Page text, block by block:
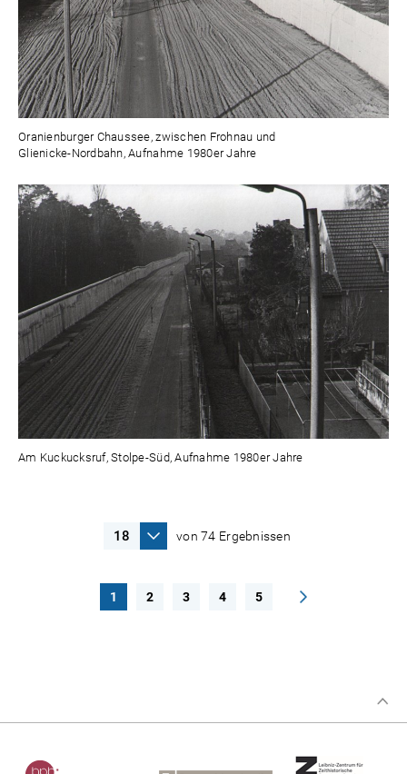
Oranienburger Chaussee, zwischen Frohnau und
Glienicke-Nordbahn, Aufnahme 1980er Jahre
Am Kuckucksruf, Stolpe-Süd, Aufnahme 1980er Jahre
von 74 Ergebnissen
1 2 3 4 5